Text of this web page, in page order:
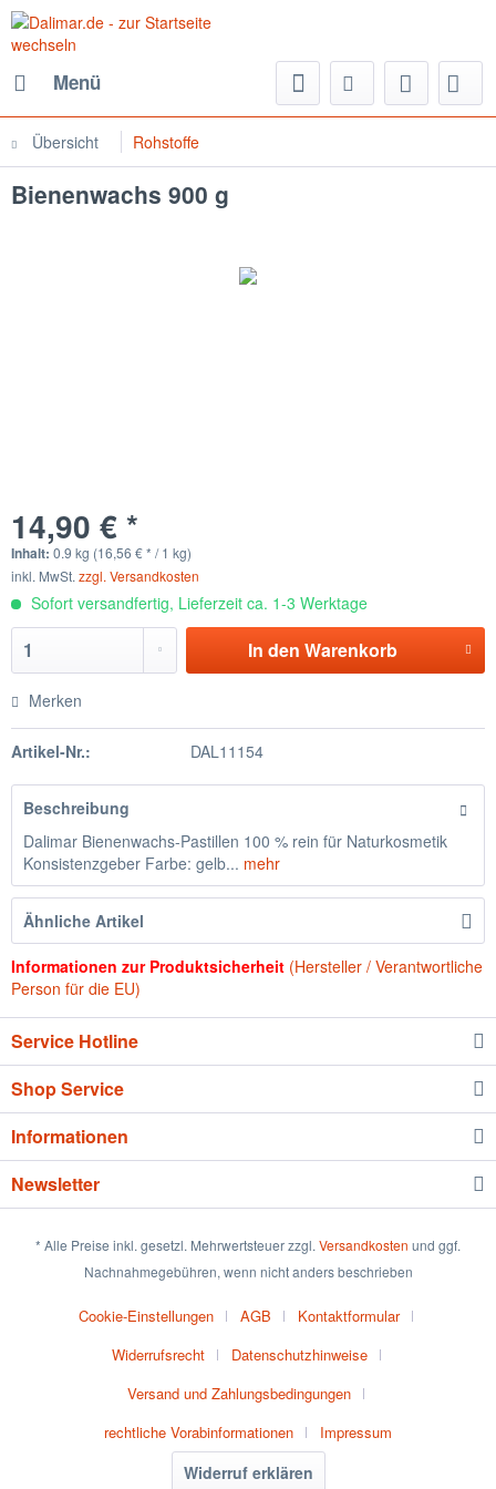
Menü
Übersicht Rohstoffe
Bienenwachs 900 g
14,90 € *
Inhalt: 0.9 kg (16,56 € * / 1 kg)
inkl. MwSt. zzgl. Versandkosten
Sofort versandfertig, Lieferzeit ca. 1-3 Werktage
In den Warenkorb
Merken
Artikel-Nr.: DAL11154
Beschreibung
Dalimar Bienenwachs-Pastillen 100 % rein für Naturkosmetik
Konsistenzgeber Farbe: gelb... mehr
Ähnliche Artikel
Informationen zur Produktsicherheit (Hersteller / Verantwortliche
Person für die EU)
Service Hotline
Shop Service
Informationen
Newsletter
* Alle Preise inkl. gesetzl. Mehrwertsteuer zzgl. Versandkosten und ggf.
Nachnahmegebühren, wenn nicht anders beschrieben
Cookie-Einstellungen AGB
Kontaktformular
Widerrufsrecht
Datenschutzhinweise
Versand und Zahlungsbedingungen
rechtliche Vorabinformationen
Impressum
Widerruf erklären